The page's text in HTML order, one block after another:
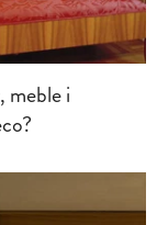
meble i